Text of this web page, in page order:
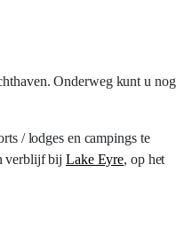
Onderweg kunt u nog
/ lodges en campings te
verblijf bijLake Eyre, op het